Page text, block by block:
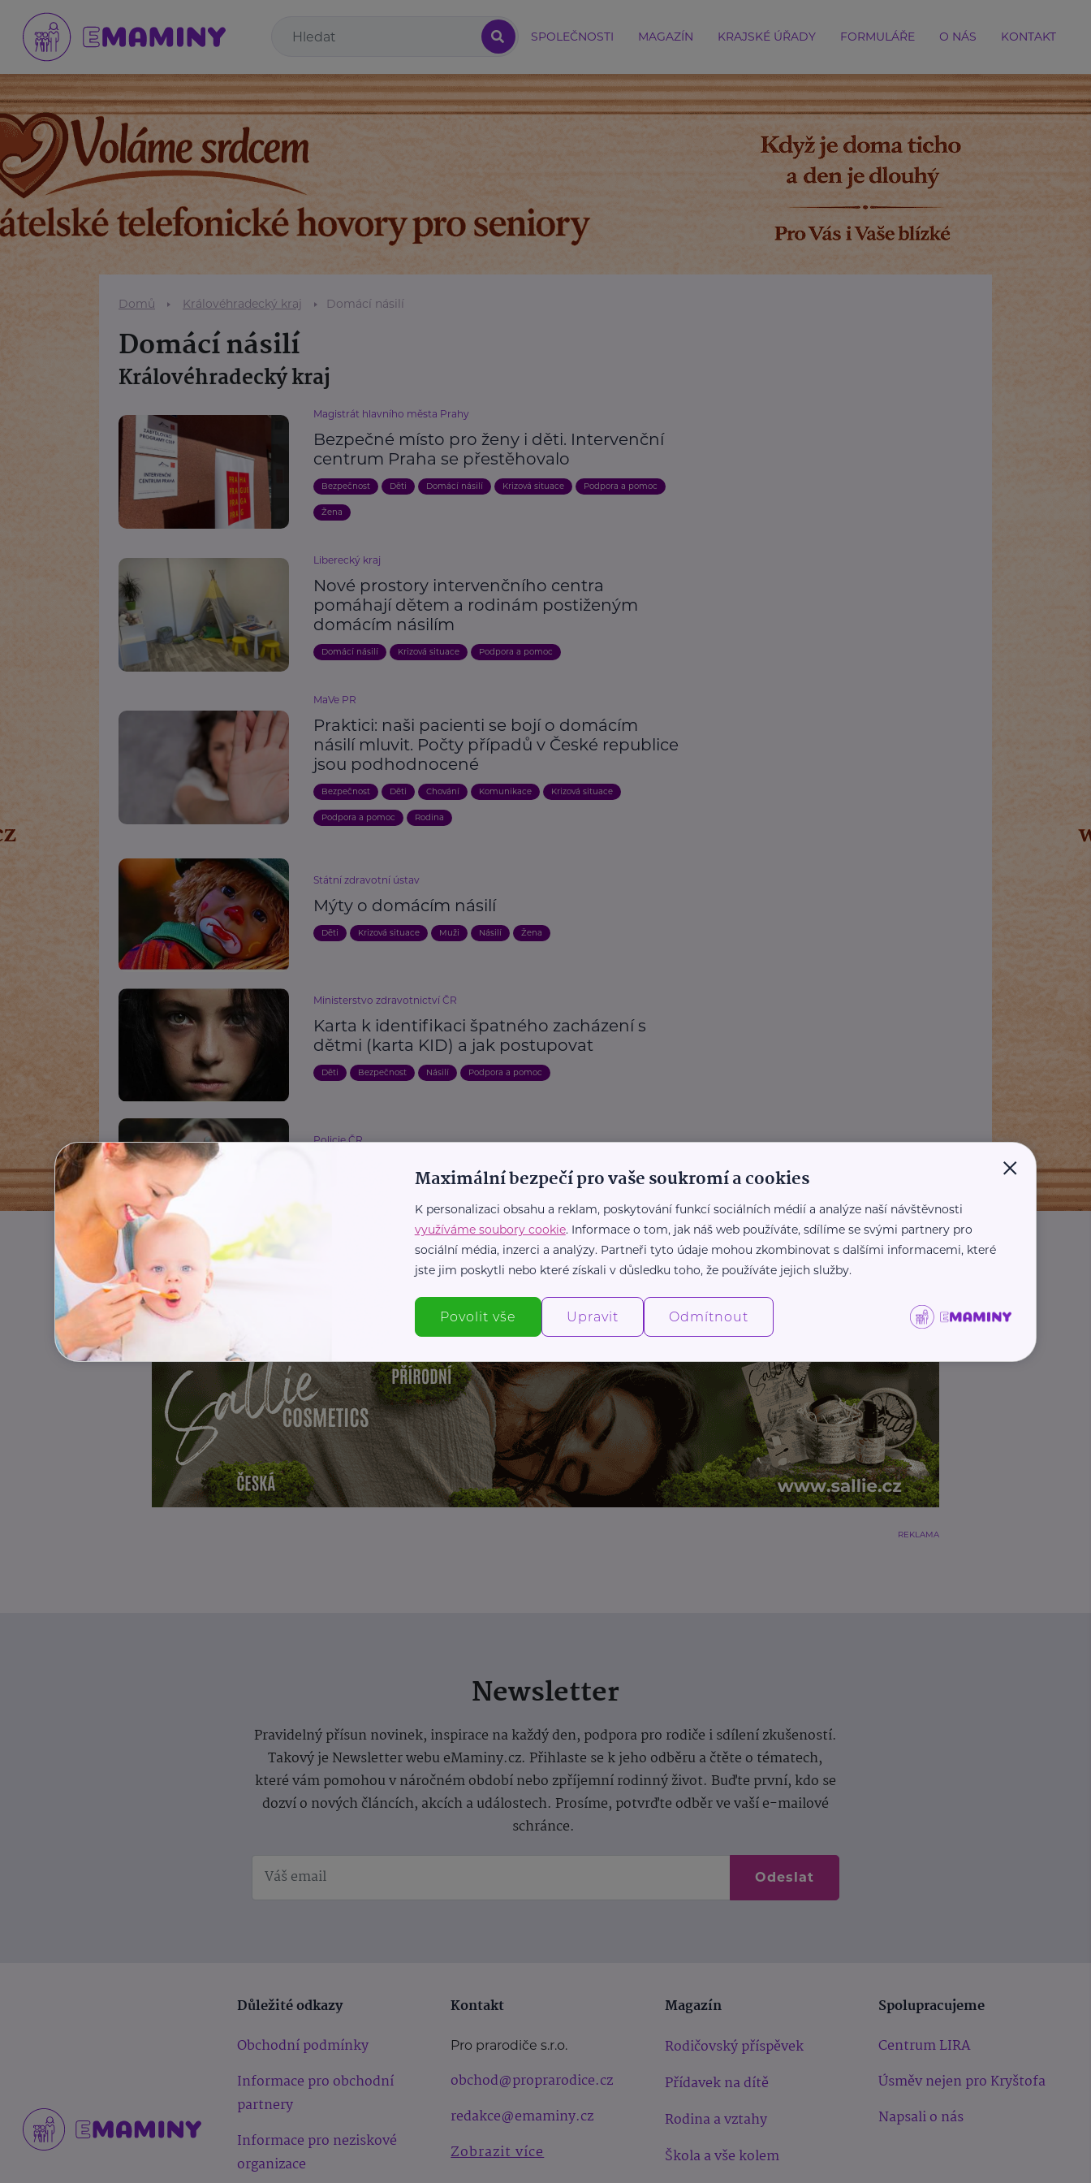
SPOLEČNOSTI MAGAZÍN KRAJSKÉ ÚŘADY FORMULÁŘE O NÁS KONTAKT
Domů Královéhradecký kraj Domácí násilí
Domácí násilí
Královéhradecký kraj
Magistrát hlavního města Prahy
Bezpečné místo pro ženy i děti. Intervenční
centrum Praha se přestěhovalo
Bezpečnost Děti Domácí násilí Krizová situace Podpora a pomoc
Žena
Liberecký kraj
Nové prostory intervenčního centra
pomáhají dětem a rodinám postiženým
domácím násilím
Domácí násilí Krizová situace Podpora a pomoc
MaVe PR
Praktici: naši pacienti se bojí o domácím
násilí mluvit. Počty případů v České republice
jsou podhodnocené
Bezpečnost Děti Chování Komunikace Krizová situace
Podpora a pomoc Rodina
Státní zdravotní ústav
Mýty o domácím násilí
Děti Krizová situace Muži Násilí Žena
Ministerstvo zdravotnictví ČR
Karta k identifikaci špatného zacházení s
dětmi (karta KID) a jak postupovat
Děti Bezpečnost Násilí Podpora a pomoc
Policie ČR
Nebuďme slepí k domácímu násilí!
Další články
REKLAMA
Newsletter
Pravidelný přísun novinek, inspirace na každý den, podpora pro rodiče i sdílení zkušeností.
Takový je Newsletter webu eMaminy.cz. Přihlaste se k jeho odběru a čtěte o tématech,
které vám pomohou v náročném období nebo zpříjemní rodinný život. Buďte první, kdo se
dozví o nových článcích, akcích a událostech. Prosíme, potvrďte odběr ve vaší e-mailové
schránce.
Odeslat
Důležité odkazy
Obchodní podmínky
Informace pro obchodní
partnery
Informace pro neziskové
organizace
Kontakt
Pro prarodiče s.r.o.
obchod@proprarodice.cz
redakce@emaminy.cz
Zobrazit více
Magazín
Rodičovský příspěvek
Přídavek na dítě
Rodina a vztahy
Škola a vše kolem
Spolupracujeme
Centrum LIRA
Úsměv nejen pro Kryštofa
Napsali o nás
×
Maximální bezpečí pro vaše soukromí a cookies
K personalizaci obsahu a reklam, poskytování funkcí sociálních médií a analýze naší návštěvnosti
využíváme soubory cookie. Informace o tom, jak náš web používáte, sdílíme se svými partnery pro
sociální média, inzerci a analýzy. Partneři tyto údaje mohou zkombinovat s dalšími informacemi, které
jste jim poskytli nebo které získali v důsledku toho, že používáte jejich služby.
Povolit vše Upravit Odmítnout